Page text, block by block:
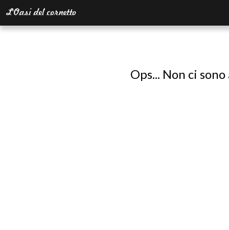
Ops... Non ci